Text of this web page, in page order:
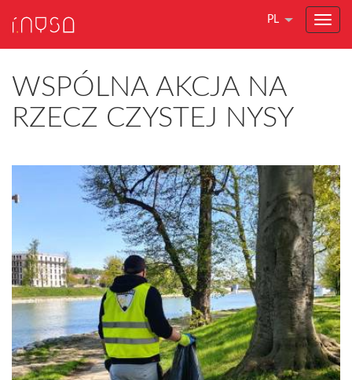
PL
WSPÓLNA AKCJA NA
RZECZ CZYSTEJ NYSY